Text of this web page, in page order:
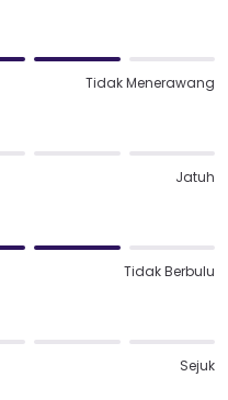
Tidak Menerawang
Jatuh
Tidak Berbulu
Sejuk